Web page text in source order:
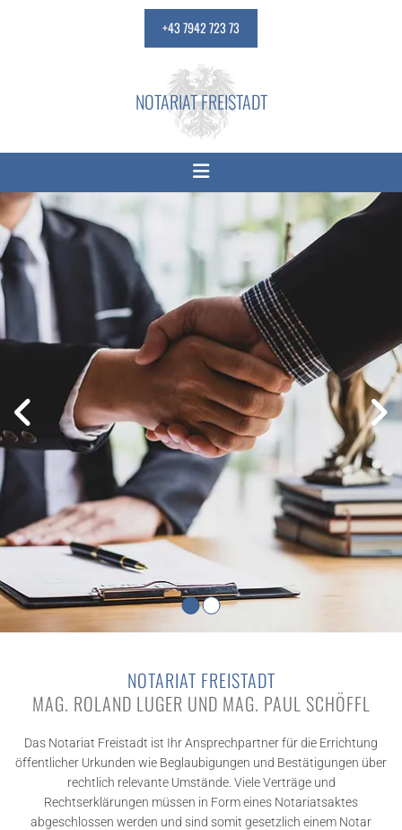
+43 7942 723 73
NOTARIAT FREISTADT
NOTARIAT FREISTADT
MAG. ROLAND LUGER UND MAG. PAUL SCHÖFFL
Das Notariat Freistadt ist Ihr Ansprechpartner für die Errichtung
öffentlicher Urkunden wie Beglaubigungen und Bestätigungen über
rechtlich relevante Umstände. Viele Verträge und
Rechtserklärungen müssen in Form eines Notariatsaktes
abgeschlossen werden und sind somit gesetzlich einem Notar